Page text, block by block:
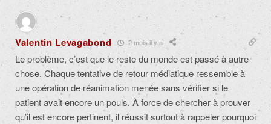
Valentin Levagabond 2 mois il y a
Le problème, c’est que le reste du monde est passé à autre
chose. Chaque tentative de retour médiatique ressemble à
une opération de réanimation menée sans vérifier si le
patient avait encore un pouls. À force de chercher à prouver
qu’il est encore pertinent, il réussit surtout à rappeler pourquoi